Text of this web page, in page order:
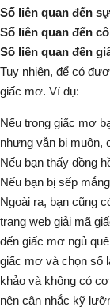
Số liên quan đến
Số liên quan đến
Số liên quan đến
Tuy nhiên, để có
giấc mơ. Ví dụ:
Nếu trong giấc mơ
nhưng vẫn bị muộn,
Nếu bạn thấy đồng
Nếu bạn bị sếp
Ngoài ra, bạn cũng
trang web giải mã
đến giấc mơ ngủ
giấc mơ và chọn số
khảo và không có
nên cân nhắc kỹ